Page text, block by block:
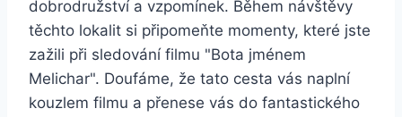
dobrodružství a vzpomínek. Během‍ návštěvy
těchto lokalit⁣ si připomeňte momenty, které jste⁢
zažili při sledování filmu "Bota jménem
Melichar". Doufáme, že tato cesta ‍vás naplní
kouzlem filmu​ a přenese ⁤vás‌ do fantastického